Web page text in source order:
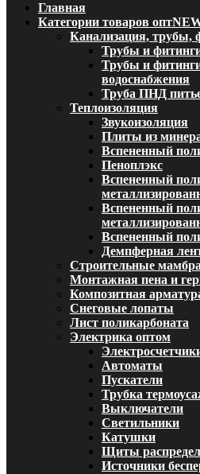
Главная
Категории товаров опт
Канализация, трубы,
Трубы и
Трубы и
водоснабжения
Труба ПНД
Теплоизоляция
Звукоизоляция
Плиты из
Вспененный
Пеноплэкс
Вспененный
Вспененный
Вспененный
Демпферная
Строительные
Монтажная пена и
Композитная
Снеговые лопаты
Лист поликарбоната
Электрика оптом
Автоматы
Пускатели
Трубка
Выключатели
Светильники
Катушки
Щиты
Источники